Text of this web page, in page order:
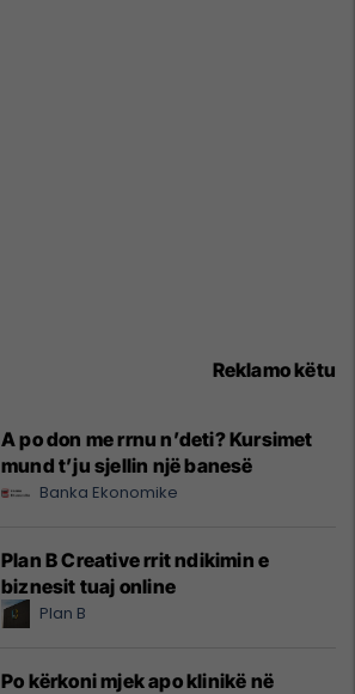
Reklamo këtu
A po don me rrnu n’deti? Kursimet
mund t’ju sjellin një banesë
Banka Ekonomike
Plan B Creative rrit ndikimin e
biznesit tuaj online
Plan B
Po kërkoni mjek apo klinikë në